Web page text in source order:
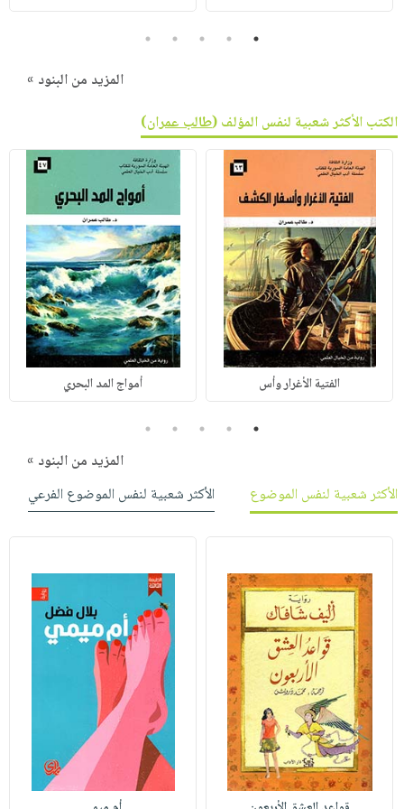
1
2
3
4
5
المزيد من البنود »
الكتب الأكثر شعبية لنفس المؤلف (طالب عمران)
الفتية الأغرار وأس أمواج المد البحري
1
2
3
4
5
المزيد من البنود »
الأكثر شعبية لنفس الموضوع
الأكثر شعبية لنفس الموضوع الفرعي